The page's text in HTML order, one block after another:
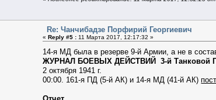
Re: Чанчибадзе Порфирий Георгиевич
« Reply #5 : 11 Марта 2017, 12:17:32 »
14-я МД была в резерве 9-й Армии, а не в
ЖУРНАЛ БОЕВЫХ ДЕЙСТВИЙ 3-й Танковой
2 октября 1941 г.
00:00. 161-я ПД (5-й АК) и 14-я МД (41-й АК)